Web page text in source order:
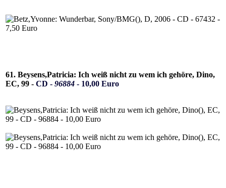
61. Beysens,Patricia: Ich weiß nicht zu wem ich gehöre, Dino,
EC, 99 - CD - 96884 - 10,00 Euro